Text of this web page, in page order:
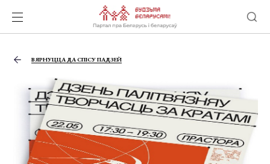
ВЯРНУЦЦА ДА СПІСУ ПАДЗЕЙ